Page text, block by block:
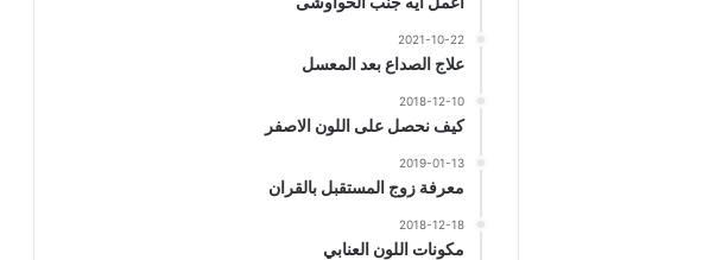
2021-10-22
علاج الصداع بعد المعسل
2018-12-10
كيف نحصل على اللون الاصفر
2019-01-13
معرفة زوج المستقبل بالقران
2018-12-18
مكونات اللون العنابي